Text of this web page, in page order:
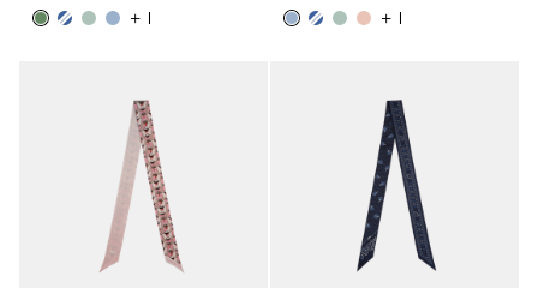
+ 1
+ 1